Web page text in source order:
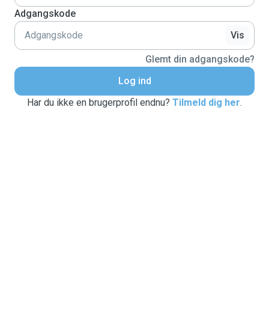
Adgangskode
Vis
Glemt din adgangskode?
Log ind
Har du ikke en brugerprofil endnu? Tilmeld dig her.